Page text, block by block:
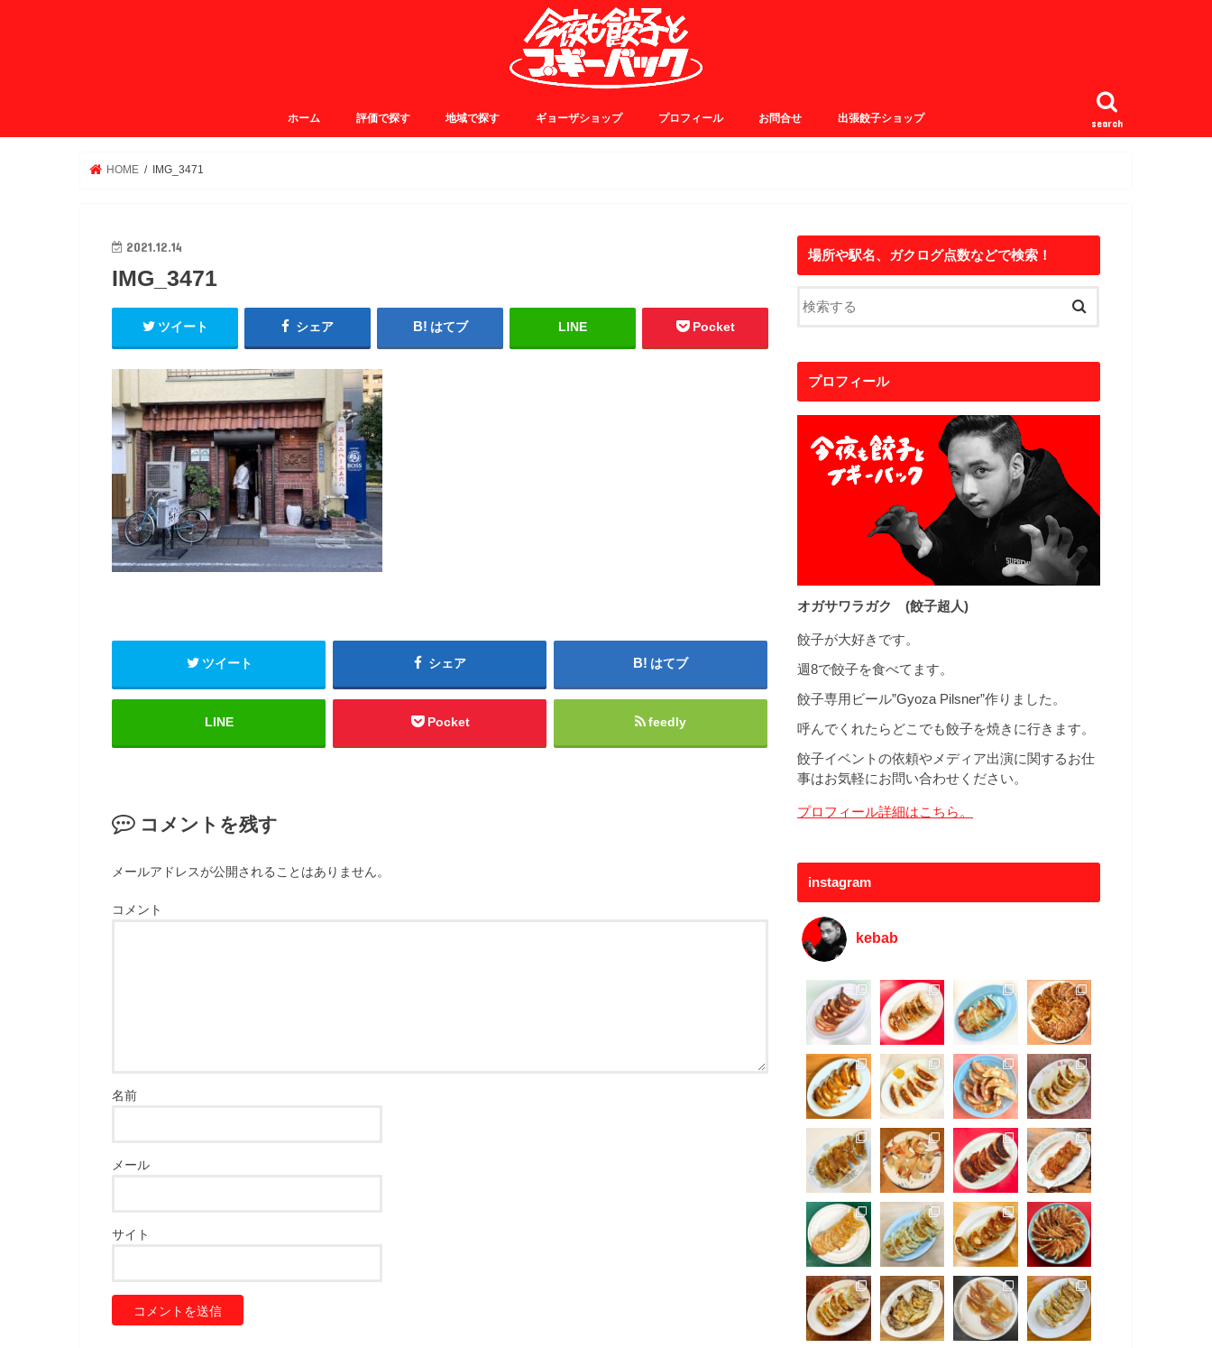
search
ホーム 評価で探す 地域で探す ギョーザショップ プロフィール お問合せ 出張餃子ショップ
HOME IMG_3471
2021.12.14
IMG_3471
ツイート シェア はてブ LINE Pocket
ツイート シェア はてブ
LINE Pocket feedly
コメントを残す
メールアドレスが公開されることはありません。
コメント
名前
メール
サイト
場所や駅名、ガクログ点数などで検索！
プロフィール
オガサワラガク (餃子超人)
餃子が大好きです。
週8で餃子を食べてます。
餃子専用ビール”Gyoza Pilsner”作りました。
呼んでくれたらどこでも餃子を焼きに行きます。
餃子イベントの依頼やメディア出演に関するお仕
事はお気軽にお問い合わせください。
プロフィール詳細はこちら。
instagram
kebab